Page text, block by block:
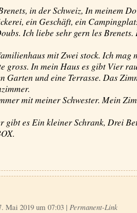
in der Schweiz, In meinem
ein Geschäft, ein
Ich liebe sehr gern les
mit Zwei stock. Ich mag
gross. In mein Haus es gibt Vier
Garten und eine Terrasse. Das
mit meiner Schwester. Mein
gibt es Ein kleiner Schrank, Drei
Mai 2019 um 07:03 | Permanent-Link